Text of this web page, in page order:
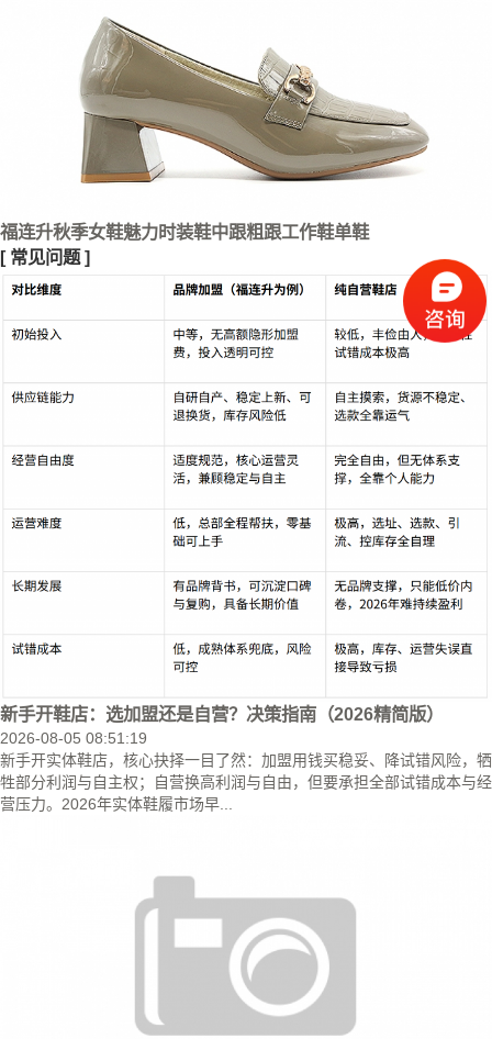
福连升秋季女鞋魅力时装鞋中跟粗跟工作鞋单鞋
[ 常见问题 ]
新手开鞋店：选加盟还是自营？决策指南（2026精简版）
2026-08-05 08:51:19
新手开实体鞋店，核心抉择一目了然：加盟用钱买稳妥、降试错风险，牺
牲部分利润与自主权；自营换高利润与自由，但要承担全部试错成本与经
营压力。2026年实体鞋履市场早...